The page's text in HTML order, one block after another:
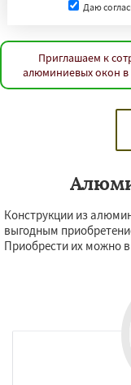
Даю
Приглашаем к
алюминиевых окон в
Конструкции из
выгодным
Приобрести их можно